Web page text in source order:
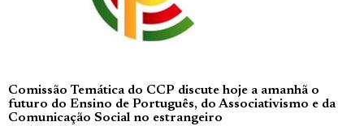
Comissão Temática do CCP discute hoje a amanhã o
futuro do Ensino de Português, do Associativismo e da
Comunicação Social no estrangeiro